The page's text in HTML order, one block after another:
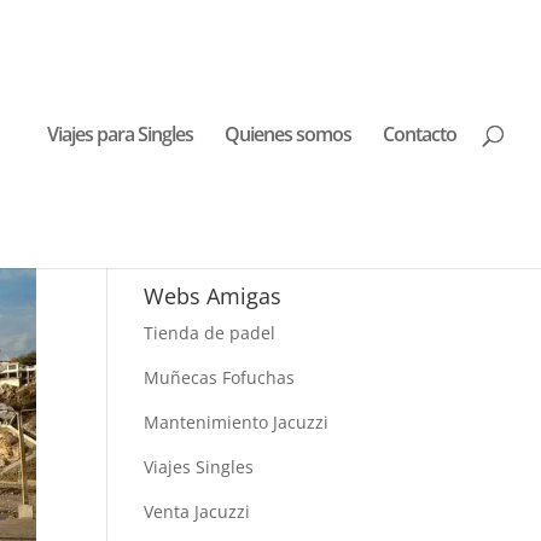
Viajes para Singles Quienes somos Contacto
Webs Amigas
Tienda de padel
Muñecas Fofuchas
Mantenimiento Jacuzzi
Viajes Singles
Venta Jacuzzi